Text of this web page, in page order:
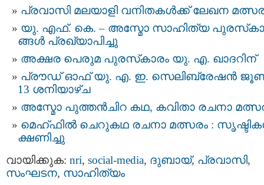
പ്ര​വാ​സി മ​ല​യാ​ളി വ​നി​ത​ക​ള്‍ക്ക് ലേ​ഖ​ന
യു.​ എ​ഫ്.​ കെ. – അസ്മോ സാ​ഹി​ത്യ
ങ്ങ​ള്‍ പ്ര​ഖ്യാ​പി​ച്ചു
അക്ഷര പെരുമ പുരസ്‌കാരം യു. എ. ഖാദറിന്
പ്രൗഡ് ഓഫ് യു. എ. ഇ. സെലിബ്രേഷൻ
13 ശനിയാഴ്ച
അസ്മോ പുത്തൻചിറ കഥ, കവിതാ രചനാ
മെഹ്ഫിൽ ചെറുകഥ രചനാ മത്സരം :
ക്ഷണിച്ചു
വായിക്കുക: nri, social-media, ദുബായ്‌, പ്രവാസി,
സംഘടന, സാഹിത്യം